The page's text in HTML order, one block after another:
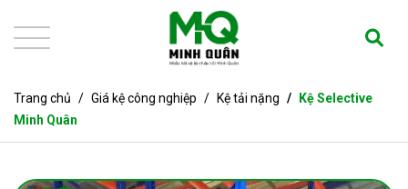
Trang chủ Giá kệ công nghiệp Kệ tải nặng
Kệ Selective
Minh Quân